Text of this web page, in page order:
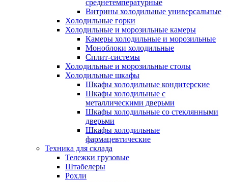
среднетемпературные
Витрины холодильные универсальные
Холодильные горки
Холодильные и морозильные камеры
Камеры холодильные и морозильные
Моноблоки холодильные
Сплит-системы
Холодильные и морозильные столы
Холодильные шкафы
Шкафы холодильные кондитерские
Шкафы холодильные с
металлическими дверьми
Шкафы холодильные со стеклянными
дверьми
Шкафы холодильные
фармацевтические
Техника для склада
Тележки грузовые
Штабелеры
Рохли